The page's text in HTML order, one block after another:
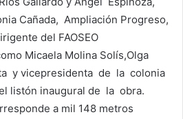
Cañada, Ampliación Progreso,
del FAOSEO
Micaela Molina Solís,Olga
y vicepresidenta de la colonia
listón inaugural de la obra.
a mil 148 metros